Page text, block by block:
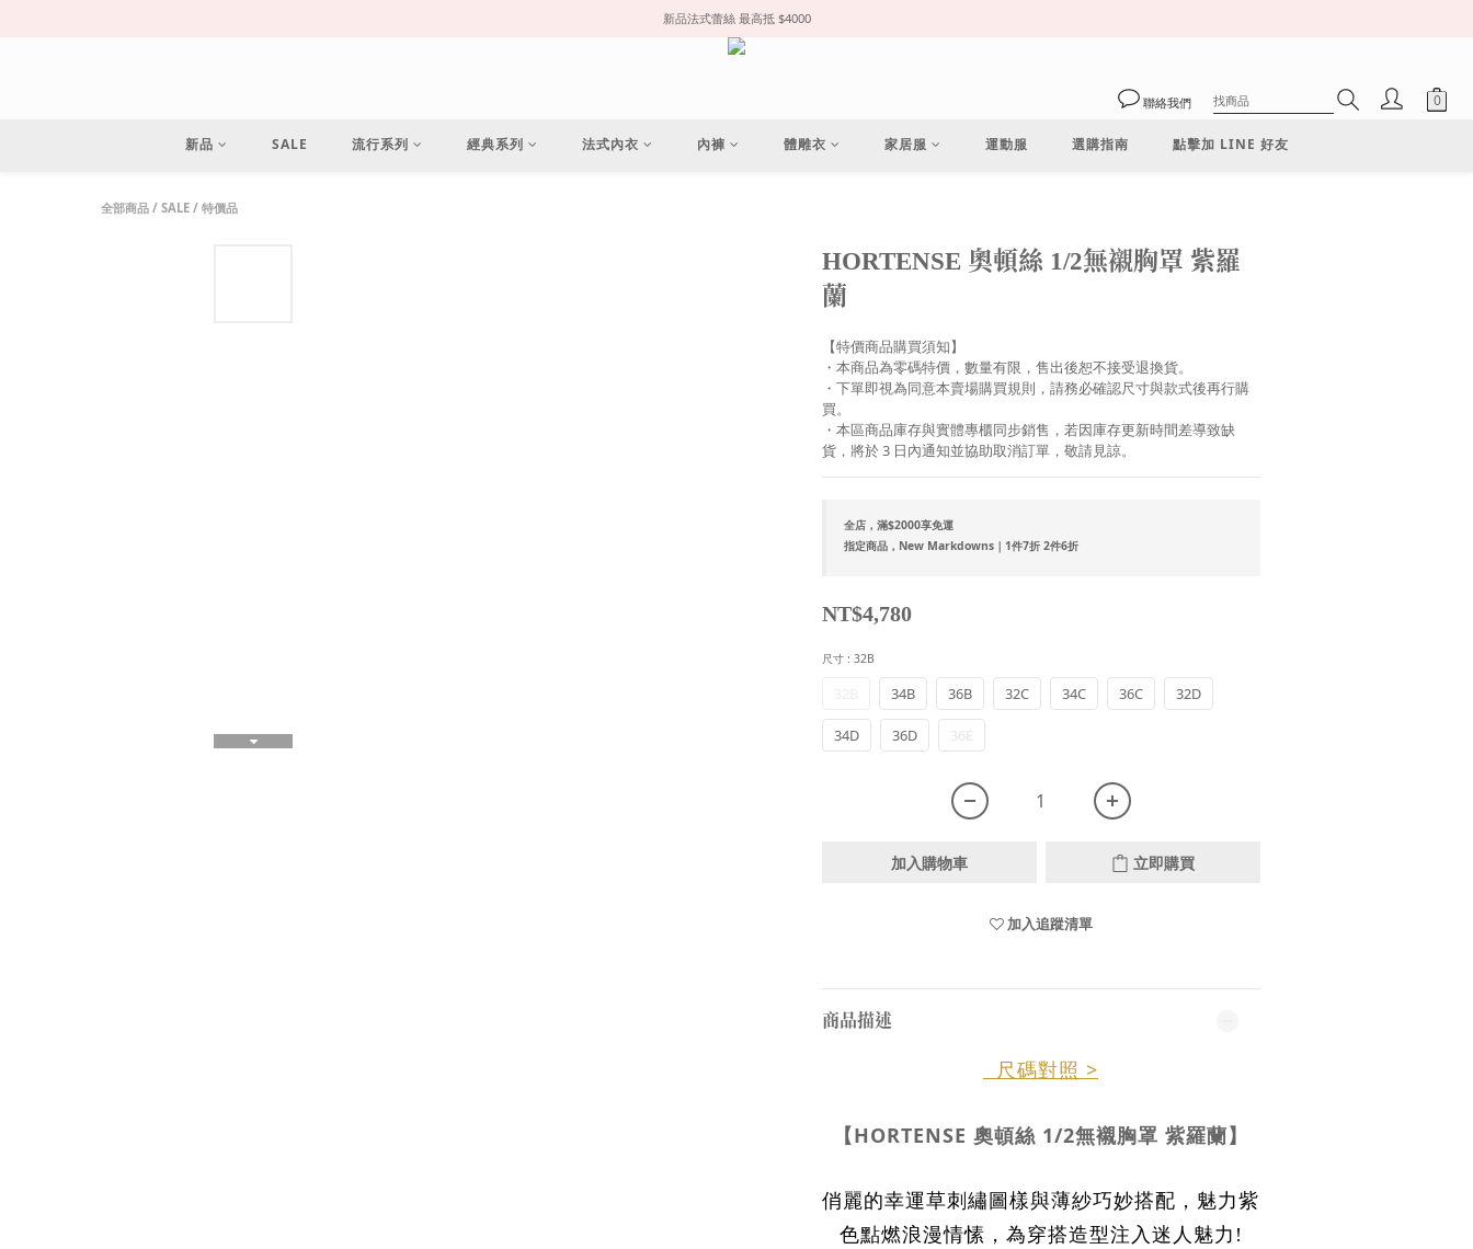
新品法式蕾絲 最高抵 $4000
聯絡我們
新品 SALE 流行系列 經典系列 法式內衣 內褲 體雕衣 家居服 運動服 選購指南 點擊加 LINE 好友
全部商品 / SALE / 特價品
HORTENSE 奧頓絲 1/2無襯胸罩 紫羅
蘭
【特價商品購買須知】
・本商品為零碼特價，數量有限，售出後恕不接受退換貨。
・下單即視為同意本賣場購買規則，請務必確認尺寸與款式後再行購
買。
・本區商品庫存與實體專櫃同步銷售，若因庫存更新時間差導致缺
貨，將於 3 日內通知並協助取消訂單，敬請見諒。
全店，滿$2000享免運
指定商品，New Markdowns｜1件7折 2件6折
NT$4,780
尺寸 : 32B
34B 36B 32C 34C 36C 32D
34D 36D 36E
加入購物車 立即購買
加入追蹤清單
商品描述
尺碼對照 >
【HORTENSE 奧頓絲 1/2無襯胸罩 紫羅蘭】
俏麗的幸運草刺繡圖樣與薄紗巧妙搭配 ， 魅力紫
色點燃浪漫情愫，為穿搭造型注入迷人魅力 !